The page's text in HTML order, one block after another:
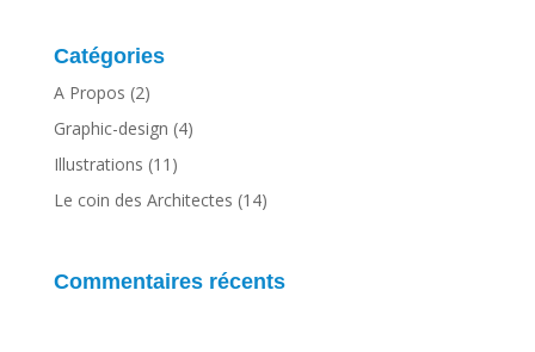
Catégories
A Propos (2)
Graphic-design (4)
Illustrations (11)
Le coin des Architectes (14)
Commentaires récents